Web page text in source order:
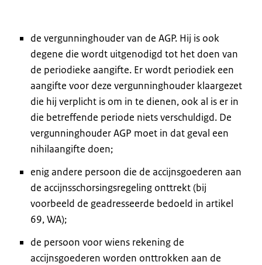
de vergunninghouder van de AGP. Hij is ook
degene die wordt uitgenodigd tot het doen van
de periodieke aangifte. Er wordt periodiek een
aangifte voor deze vergunninghouder klaargezet
die hij verplicht is om in te dienen, ook al is er in
die betreffende periode niets verschuldigd. De
vergunninghouder AGP moet in dat geval een
nihilaangifte doen;
enig andere persoon die de accijnsgoederen aan
de accijnsschorsingsregeling onttrekt (bij
voorbeeld de geadresseerde bedoeld in artikel
69, WA);
de persoon voor wiens rekening de
accijnsgoederen worden onttrokken aan de